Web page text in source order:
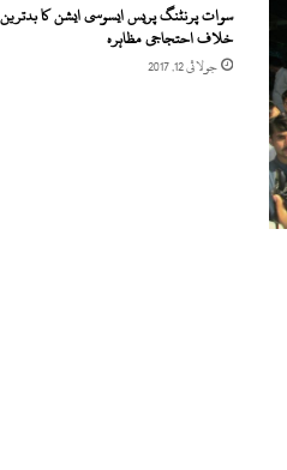
سوات پرنٹنگ پریس ایسوسی ایشن کا
خلاف احتجاجی مظاہرہ
جولائی 12, 2017